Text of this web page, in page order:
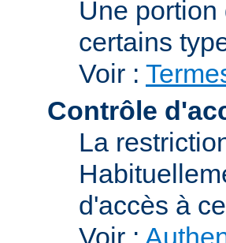
Une portion
certains
Voir :
Contrôle
La
d'accès à
Voir :